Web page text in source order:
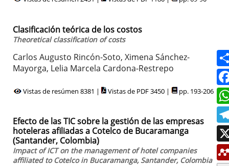
Clasificación teórica de los costos
Theoretical classification of costs
Carlos Augusto Rincón-Soto, Ximena Sánchez-
Mayorga, Lelia Marcela Cardona-Restrepo
Vistas de resúmen 8381 | Vistas de PDF 3450 | pp. 193-206
Efecto de las TIC sobre la gestión de las empresas
hoteleras afiliadas a Cotelco de Bucaramanga
(Santander, Colombia)
Impact of ICT on the management of hotel companies
affiliated to Cotelco in Bucaramanga, Santander, Colombia